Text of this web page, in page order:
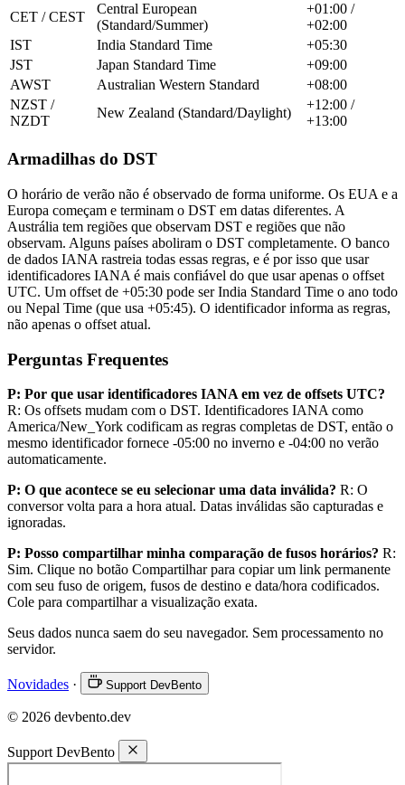
CET / CEST
Central European
(Standard/Summer)
+01:00 /
+02:00
IST
India Standard Time
+05:30
JST
Japan Standard Time
+09:00
AWST
Australian Western Standard
+08:00
NZST /
NZDT
New Zealand (Standard/Daylight)
+12:00 /
+13:00
Armadilhas do DST
O horário de verão não é observado de forma uniforme. Os EUA e a
Europa começam e terminam o DST em datas diferentes. A
Austrália tem regiões que observam DST e regiões que não
observam. Alguns países aboliram o DST completamente. O banco
de dados IANA rastreia todas essas regras, e é por isso que usar
identificadores IANA é mais confiável do que usar apenas o offset
UTC. Um offset de +05:30 pode ser India Standard Time o ano todo
ou Nepal Time (que usa +05:45). O identificador informa as regras,
não apenas o offset atual.
Perguntas Frequentes
P: Por que usar identificadores IANA em vez de offsets UTC?
R: Os offsets mudam com o DST. Identificadores IANA como
America/New_York codificam as regras completas de DST, então o
mesmo identificador fornece -05:00 no inverno e -04:00 no verão
automaticamente.
P: O que acontece se eu selecionar uma data inválida? R: O
conversor volta para a hora atual. Datas inválidas são capturadas e
ignoradas.
P: Posso compartilhar minha comparação de fusos horários? R:
Sim. Clique no botão Compartilhar para copiar um link permanente
com seu fuso de origem, fusos de destino e data/hora codificados.
Cole para compartilhar a visualização exata.
Seus dados nunca saem do seu navegador. Sem processamento no
servidor.
Novidades · Support DevBento
© 2026 devbento.dev
Support DevBento